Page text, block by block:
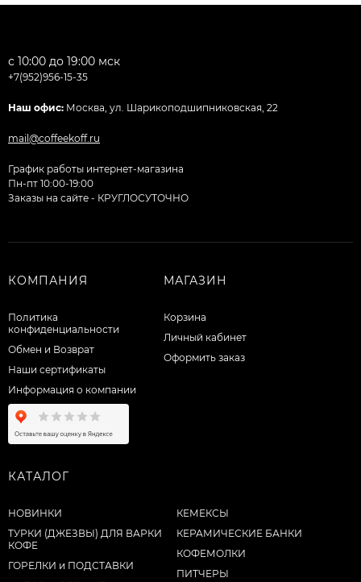
с 10:00 до 19:00 мск
+7(952)956-15-35
Наш офис: Москва, ул. Шарикоподшипниковская, 22
mail@coffeekoff.ru
График работы интернет-магазина
Пн-пт 10:00-19:00
Заказы на сайте - КРУГЛОСУТОЧНО
КОМПАНИЯ
Политика
конфиденциальности
Обмен и Возврат
Наши сертификаты
Информация о компании
МАГАЗИН
Корзина
Личный кабинет
Оформить заказ
КАТАЛОГ
НОВИНКИ
ТУРКИ (ДЖЕЗВЫ) ДЛЯ ВАРКИ
КОФЕ
ГОРЕЛКИ и ПОДСТАВКИ
КЕМЕКСЫ
КЕРАМИЧЕСКИЕ БАНКИ
КОФЕМОЛКИ
ПИТЧЕРЫ